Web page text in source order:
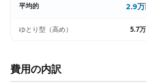
平均的 2.9
ゆとり型（高め） 5.7
費用の内訳